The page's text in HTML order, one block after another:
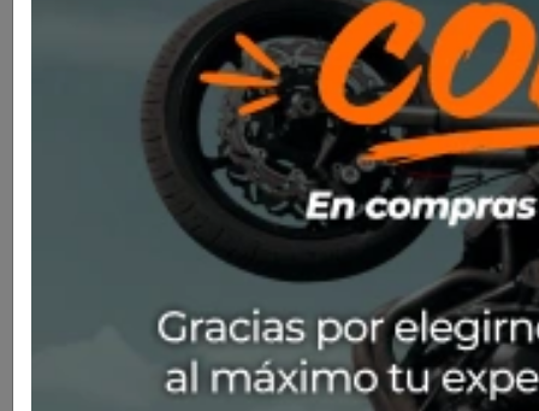
Casco Nolan N80-8 Kosmos 065
Metal Blk/Red
N880015840652